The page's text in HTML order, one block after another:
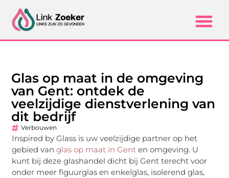
Glas op maat in de omgeving
van Gent: ontdek de
veelzijdige dienstverlening van
dit bedrijf
Verbouwen
Inspired by Glass is uw veelzijdige partner op het
gebied vanglas op maat in Gent en omgeving. U
kunt bij deze glashandel dicht bij Gent terecht voor
onder meer figuurglas en enkelglas, isolerend glas,